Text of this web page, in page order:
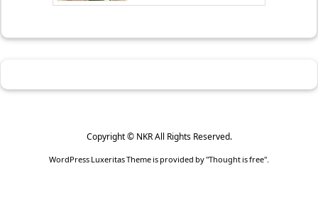
Copyright © NKRAll Rights Reserved.
WordPress Luxeritas Theme is provided by "Thought is free".